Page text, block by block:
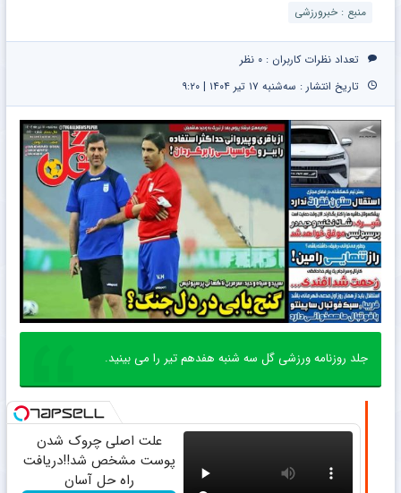
منبع : خبرورزشی
تعداد نظرات کاربران : ۰ نظر
تاریخ انتشار : سه‌شنبه ۱۷ تیر ۱۴۰۴ | ۹:۲۰
جلد روزنامه ورزشی گل سه شنبه هفدهم تیر را می بینید.
علت اصلی چروک شدن
پوست مشخص شد!!دریافت
راه حل آسان